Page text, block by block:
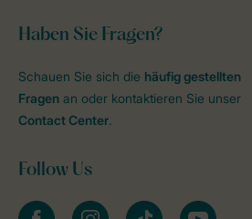
Haben Sie Fragen?
Schauen Sie sich die häufig gestellten
Fragen an oder kontaktieren Sie unser
Contact Center.
Follow Us
facebookinstagramtiktok youtube